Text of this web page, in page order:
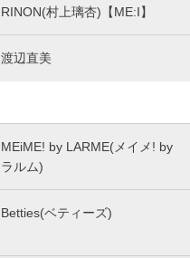
RINON(村上璃杏)【ME:I】
渡辺直美
MEiME! by LARME(メイメ! by
ラルム)
Betties(ベティーズ)